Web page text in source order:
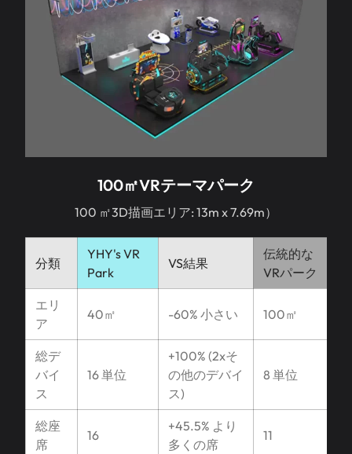
100㎡VRテーマパーク
100 ㎡3D描画エリア: 13m x 7.69m）
分類
YHY's VR
Park
VS結果
伝統的な
VRパーク
エリ
ア
40㎡ -60% 小さい 100㎡
総デ
バイ
ス
16 単位
+100% (2xそ
の他のデバイ
ス)
8 単位
総座
席
16
+45.5% より
多くの席
11